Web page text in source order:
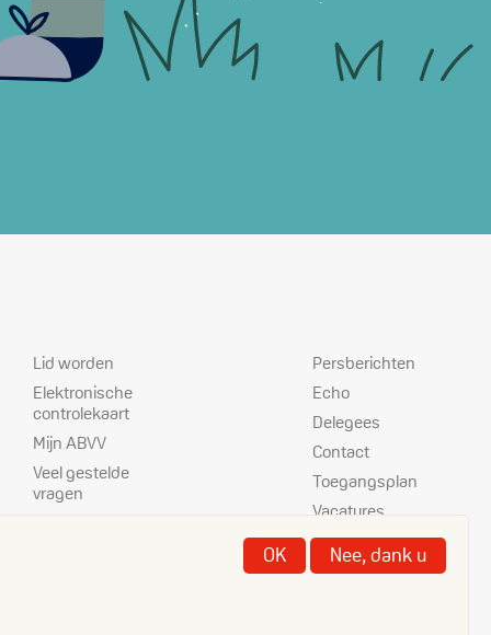
Dienstverlening
Lid worden
Elektronische
controlekaart
Mijn ABVV
Veel gestelde
vragen
Prioriteiten
Persberichten
Echo
Delegees
Contact
Toegangsplan
Vacatures
Disclaimer
Cookies
OK Nee, dank u